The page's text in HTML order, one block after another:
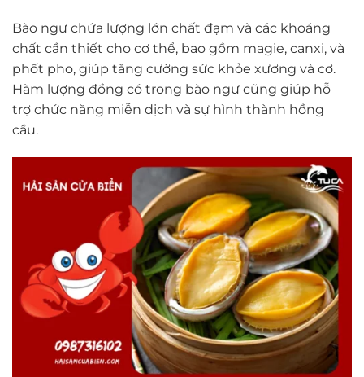
Bào ngư chứa lượng lớn chất đạm và các khoáng
chất cần thiết cho cơ thể, bao gồm magie, canxi, và
phốt pho, giúp tăng cường sức khỏe xương và cơ.
Hàm lượng đồng có trong bào ngư cũng giúp hỗ
trợ chức năng miễn dịch và sự hình thành hồng
cầu.